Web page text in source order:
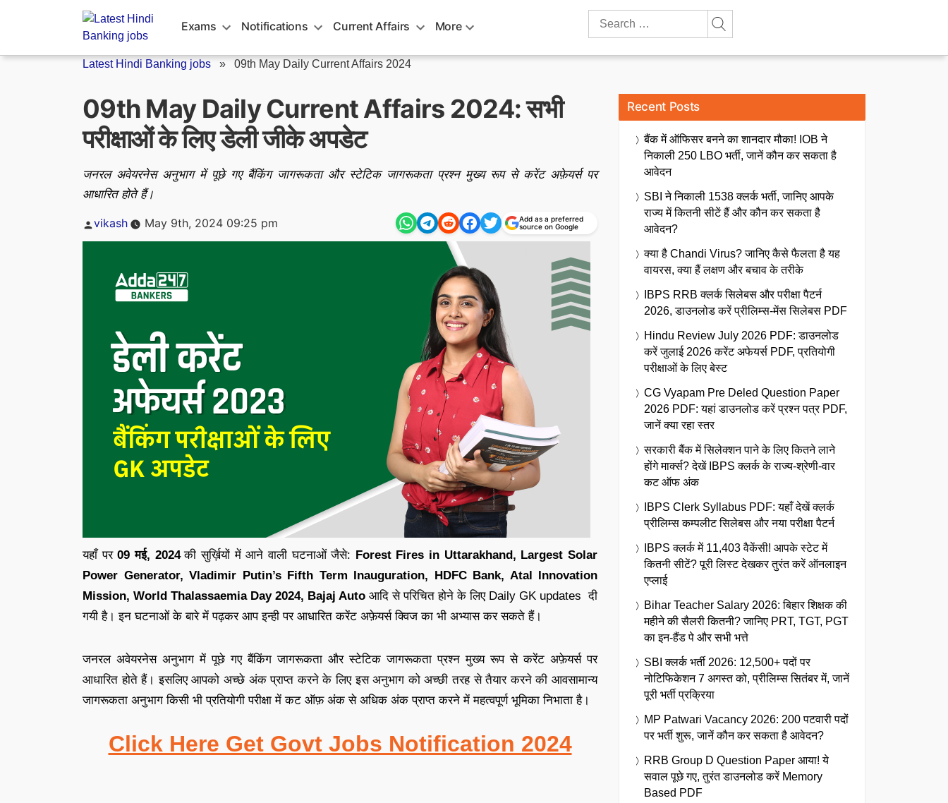
Exams Notifications Current Affairs More
Search
Latest Hindi Banking jobs » 09th May Daily Current Affairs 2024
09th May Daily Current Affairs 2024: सभी
परीक्षाओं के लिए डेली जीके अपडेट
जनरल अवेयरनेस अनुभाग में पूछे गए बैंकिंग जागरूकता और स्टेटिक जागरूकता प्रश्न मुख्य रूप से करेंट अफ़ेयर्स पर
आधारित होते हैं।
Posted
vikash May 9th, 2024 09:25 pm
Add as a preferred
source on Google
यहाँ पर09 मई, 2024 की सुर्ख़ियों में आने वाली घटनाओं जैसे: Forest Fires in Uttarakhand, Largest Solar
Power Generator, Vladimir Putin’s Fifth Term Inauguration, HDFC Bank, Atal Innovation
Mission, World Thalassaemia Day 2024, Bajaj Auto आदि से परिचित होने के लिए Daily GK updates दी
गयी है। इन घटनाओं के बारे में पढ़कर आप इन्ही पर आधारित करेंट अफ़ेयर्स क्विज का भी अभ्यास कर सकते हैं।
जनरल अवेयरनेस अनुभाग में पूछे गए बैंकिंग जागरूकता और स्टेटिक जागरूकता प्रश्न मुख्य रूप से करेंट अफ़ेयर्स पर
आधारित होते हैं। इसलिए आपको अच्छे अंक प्राप्त करने के लिए इस अनुभाग को अच्छी तरह से तैयार करने की आवसामान्य
जागरूकता अनुभाग किसी भी प्रतियोगी परीक्षा में कट ऑफ़ अंक से अधिक अंक प्राप्त करने में महत्वपूर्ण भूमिका निभाता है।
Click Here Get Govt Jobs Notification 2024
Recent Posts
बैंक में ऑफिसर बनने का शानदार मौका! IOB ने
निकाली 250 LBO भर्ती, जानें कौन कर सकता है
आवेदन
SBI ने निकाली 1538 क्लर्क भर्ती, जानिए आपके
राज्य में कितनी सीटें हैं और कौन कर सकता है
आवेदन?
क्या है Chandi Virus? जानिए कैसे फैलता है यह
वायरस, क्या हैं लक्षण और बचाव के तरीके
IBPS RRB क्लर्क सिलेबस और परीक्षा पैटर्न
2026, डाउनलोड करें प्रीलिम्स-मेंस सिलेबस PDF
Hindu Review July 2026 PDF: डाउनलोड
करें जुलाई 2026 करेंट अफेयर्स PDF, प्रतियोगी
परीक्षाओं के लिए बेस्ट
CG Vyapam Pre Deled Question Paper
2026 PDF: यहां डाउनलोड करें प्रश्न पत्र PDF,
जानें क्या रहा स्तर
सरकारी बैंक में सिलेक्शन पाने के लिए कितने लाने
होंगे मार्क्स? देखें IBPS क्लर्क के राज्य-श्रेणी-वार
कट ऑफ अंक
IBPS Clerk Syllabus PDF: यहाँ देखें क्लर्क
प्रीलिम्स कम्पलीट सिलेबस और नया परीक्षा पैटर्न
IBPS क्लर्क में 11,403 वैकेंसी! आपके स्टेट में
कितनी सीटें? पूरी लिस्ट देखकर तुरंत करें ऑनलाइन
एप्लाई
Bihar Teacher Salary 2026: बिहार शिक्षक की
महीने की सैलरी कितनी? जानिए PRT, TGT, PGT
का इन-हैंड पे और सभी भत्ते
SBI क्लर्क भर्ती 2026: 12,500+ पदों पर
नोटिफिकेशन 7 अगस्त को, प्रीलिम्स सितंबर में, जानें
पूरी भर्ती प्रक्रिया
MP Patwari Vacancy 2026: 200 पटवारी पदों
पर भर्ती शुरू, जानें कौन कर सकता है आवेदन?
RRB Group D Question Paper आया! ये
सवाल पूछे गए, तुरंत डाउनलोड करें Memory
Based PDF